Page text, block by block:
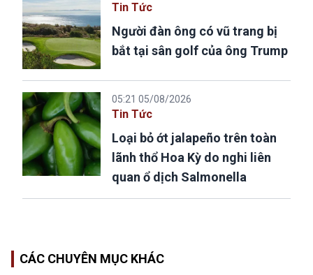
Tin Tức
Người đàn ông có vũ trang bị
bắt tại sân golf của ông Trump
05:21 05/08/2026
Tin Tức
Loại bỏ ớt jalapeño trên toàn
lãnh thổ Hoa Kỳ do nghi liên
quan ổ dịch Salmonella
CÁC CHUYÊN MỤC KHÁC